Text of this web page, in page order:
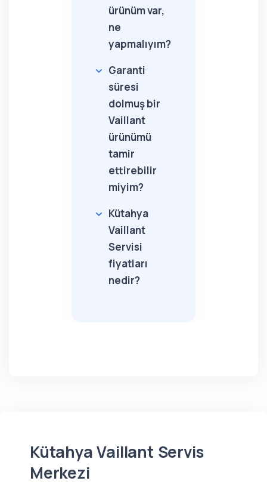
ürünüm var,
ne
yapmalıyım?
Garanti
süresi
dolmuş bir
Vaillant
ürünümü
tamir
ettirebilir
miyim?
Kütahya
Vaillant
Servisi
fiyatları
nedir?
Kütahya Vaillant Servis
Merkezi